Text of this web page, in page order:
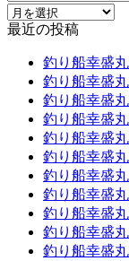
索:
最近の投稿
釣り船幸盛
釣り船幸盛
釣り船幸盛
釣り船幸盛
釣り船幸盛
釣り船幸盛
釣り船幸盛
釣り船幸盛
釣り船幸盛
釣り船幸盛
釣り船幸盛